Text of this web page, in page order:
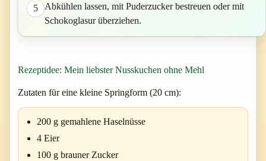
5
Abkühlen lassen, mit Puderzucker bestreuen oder mit
Schokoglasur überziehen.
Rezeptidee: Mein liebster Nusskuchen ohne Mehl
Zutaten für eine kleine Springform (20 cm):
200 g gemahlene Haselnüsse
4 Eier
100 g brauner Zucker